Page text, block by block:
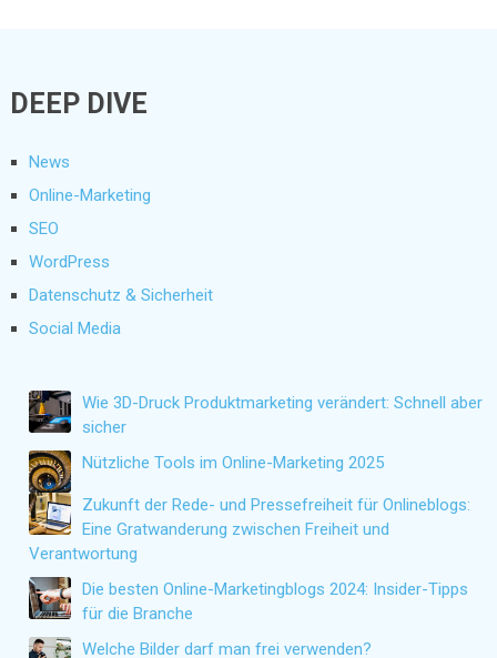
DEEP DIVE
News
Online-Marketing
SEO
WordPress
Datenschutz & Sicherheit
Social Media
Wie 3D-Druck Produktmarketing verändert: Schnell aber
sicher
Nützliche Tools im Online-Marketing 2025
Zukunft der Rede- und Pressefreiheit für Onlineblogs:
Eine Gratwanderung zwischen Freiheit und
Verantwortung
Die besten Online-Marketingblogs 2024: Insider-Tipps
für die Branche
Welche Bilder darf man frei verwenden?